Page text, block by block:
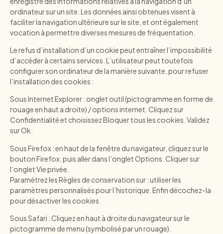
ordinateur sur un site. Les données ainsi obtenues visent à
faciliter la navigation ultérieure sur le site, et ont également
vocation à permettre diverses mesures de fréquentation.
Le refus d’installation d’un cookie peut entraîner l’impossibilité
d’accéder à certains services. L’utilisateur peut toutefois
configurer son ordinateur de la manière suivante, pour refuser
l’installation des cookies :
Sous Internet Explorer : onglet outil (pictogramme en forme de
rouage en haut a droite) / options internet. Cliquez sur
Confidentialité et choisissez Bloquer tous les cookies. Validez
sur Ok.
Sous Firefox : en haut de la fenêtre du navigateur, cliquez sur le
bouton Firefox, puis aller dans l’onglet Options. Cliquer sur
l’onglet Vie privée.
Paramétrez les Règles de conservation sur : utiliser les
paramètres personnalisés pour l’historique. Enfin décochez-la
pour désactiver les cookies.
Sous Safari : Cliquez en haut à droite du navigateur sur le
pictogramme de menu (symbolisé par un rouage).